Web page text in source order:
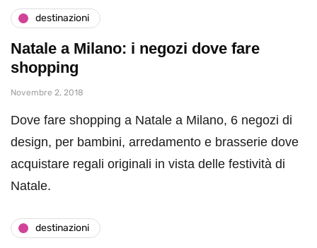
destinazioni
Natale a Milano: i negozi dove fare
shopping
Novembre 2, 2018
Dove fare shopping a Natale a Milano, 6 negozi di
design, per bambini, arredamento e brasserie dove
acquistare regali originali in vista delle festività di
Natale.
destinazioni